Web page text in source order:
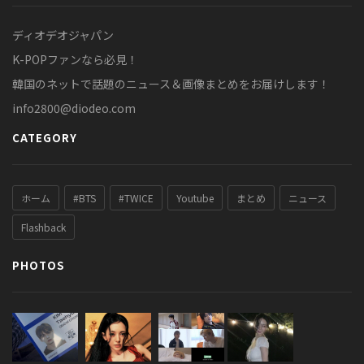
ディオデオジャパン
K-POPファンなら必見！
韓国のネットで話題のニュース＆画像まとめをお届けします！
info2800@diodeo.com
CATEGORY
ホーム #BTS #TWICE Youtube まとめ ニュース
Flashback
PHOTOS